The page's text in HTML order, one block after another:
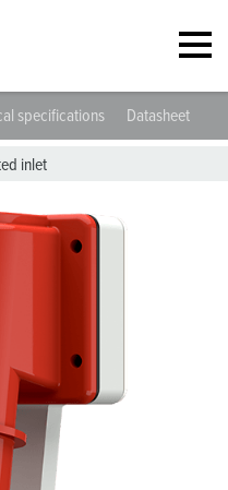
specifications Datasheets &
inlet